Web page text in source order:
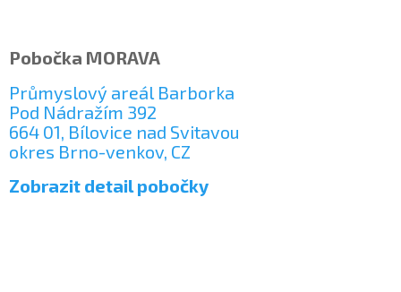
Pobočka MORAVA
Průmyslový areál Barborka
Pod Nádražím 392
664 01, Bílovice nad Svitavou
okres Brno-venkov, CZ
Zobrazit detail pobočky